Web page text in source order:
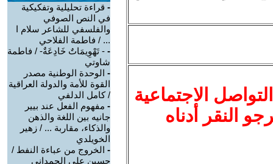
الاجتماعية
النقر أدناه
- قراءة تحليلية وتفكيكية
في النص الصوفي
والفلسفي للشاعر سلام ا
... / فاطمة الفلاحي
- - تَهْوِيمَاتٌ خَادِعَةٌ- / فاطمة
شاوتي
- الوحدة الوطنية مصدر
القوة للأمة والدولة العراقية
/ كامل الدلفي
- مفهوم الفعل عند بيير
جانيه بين اللغة والذهن
والذكاء، مقاربة ... / زهير
الخويلدي
- الخروج من عباءة النفط /
حسين علي الحمداني